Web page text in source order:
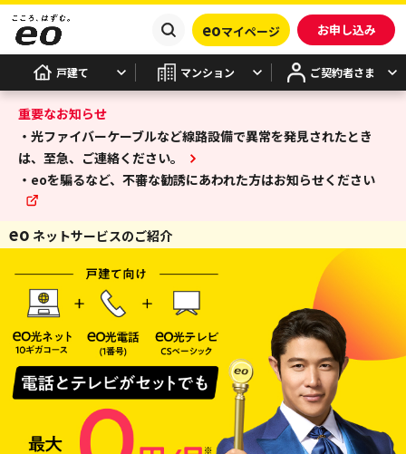
eoマイページ お申し込み
戸建て マンション ご契約者さま
重要なお知らせ
・光ファイバーケーブルなど線路設備で異常を発見されたとき
は、至急、ご連絡ください。
・eoを騙るなど、不審な勧誘にあわれた方はお知らせください
eo ネットサービスのご紹介